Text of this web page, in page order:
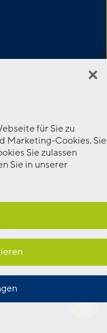
für Sie zu
Marketing-Cookies. Sie
Sie zulassen
Sie in unserer